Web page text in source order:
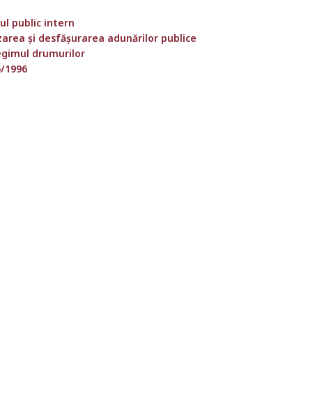
public intern
şi desfăşurarea adunărilor publice
drumurilor
1996